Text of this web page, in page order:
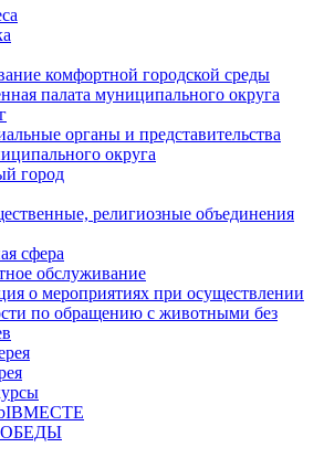
комфортной городской среды
палата муниципального округа
органы и представительства
округа
город
религиозные объединения
сфера
обслуживание
о мероприятиях при осуществлении
по обращению с животными без